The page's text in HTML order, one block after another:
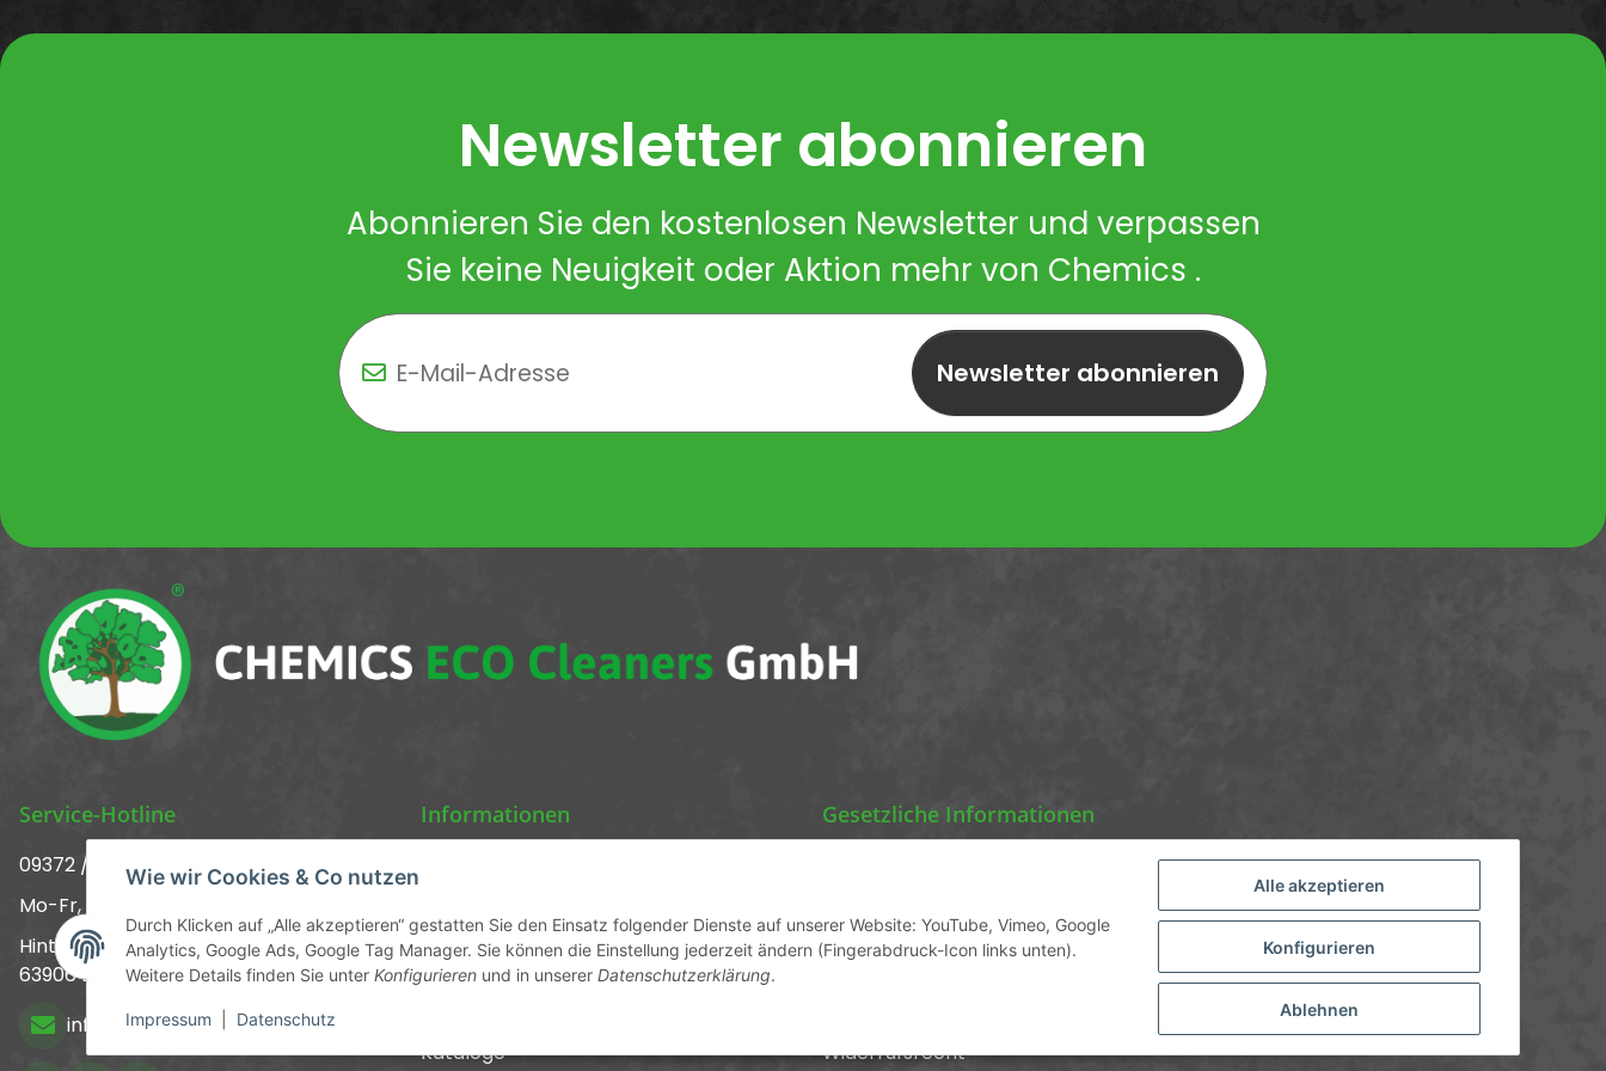
Alle akzeptieren
Konfigurieren
Ablehnen
Wie wir Cookies & Co nutzen
Durch Klicken auf „Alle akzeptieren“ gestatten Sie den Einsatz folgender Dienste auf unserer Website: YouTube, Vimeo, Google
Analytics, Google Ads, Google Tag Manager. Sie können die Einstellung jederzeit ändern (Fingerabdruck-Icon links unten).
Weitere Details finden Sie unter Konfigurieren und in unserer Datenschutzerklärung.
Impressum Datenschutz
Newsletter abonnieren
Abonnieren Sie den kostenlosen Newsletter und verpassen
Sie keine Neuigkeit oder Aktion mehr von Chemics .
Newsletter abonnieren
Service-Hotline
09372 / 70 80 90
Mo-Fr, 09:00-12:00 | 13:00-17:00 Uhr
Hinter den Straßenäckern 11-13
63906 Erlenbach
info@chemics.eu
Informationen
Kontakt
Versandinformationen
Kataloge
Gesetzliche Informationen
AGB
Sitemap
Widerrufsrecht